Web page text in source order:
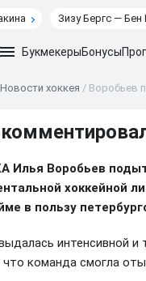
Зизу Бергс —
БукмекерыБонусы
Новости хоккея / Воробьев
Илья Воробьев
хоккейной
в пользу
интенсивной
что команда смогла